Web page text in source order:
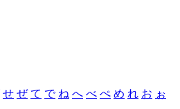
せ ぜ て で ね へ べ ぺ め れ お ぉ